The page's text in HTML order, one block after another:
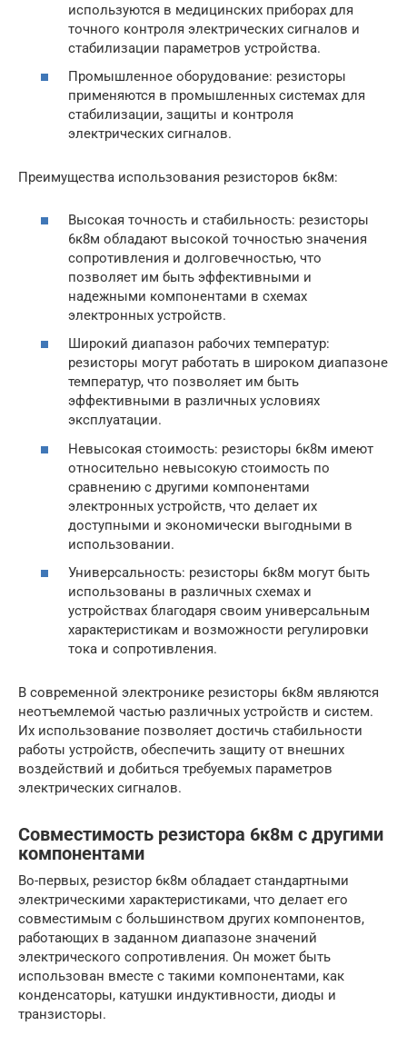
используются в медицинских приборах для
точного контроля электрических сигналов и
стабилизации параметров устройства.
Промышленное оборудование: резисторы
применяются в промышленных системах для
стабилизации, защиты и контроля
электрических сигналов.
Преимущества использования резисторов 6к8м:
Высокая точность и стабильность: резисторы
6к8м обладают высокой точностью значения
сопротивления и долговечностью, что
позволяет им быть эффективными и
надежными компонентами в схемах
электронных устройств.
Широкий диапазон рабочих температур:
резисторы могут работать в широком диапазоне
температур, что позволяет им быть
эффективными в различных условиях
эксплуатации.
Невысокая стоимость: резисторы 6к8м имеют
относительно невысокую стоимость по
сравнению с другими компонентами
электронных устройств, что делает их
доступными и экономически выгодными в
использовании.
Универсальность: резисторы 6к8м могут быть
использованы в различных схемах и
устройствах благодаря своим универсальным
характеристикам и возможности регулировки
тока и сопротивления.
В современной электронике резисторы 6к8м являются
неотъемлемой частью различных устройств и систем.
Их использование позволяет достичь стабильности
работы устройств, обеспечить защиту от внешних
воздействий и добиться требуемых параметров
электрических сигналов.
Совместимость резистора 6к8м с другими
компонентами
Во-первых, резистор 6к8м обладает стандартными
электрическими характеристиками, что делает его
совместимым с большинством других компонентов,
работающих в заданном диапазоне значений
электрического сопротивления. Он может быть
использован вместе с такими компонентами, как
конденсаторы, катушки индуктивности, диоды и
транзисторы.